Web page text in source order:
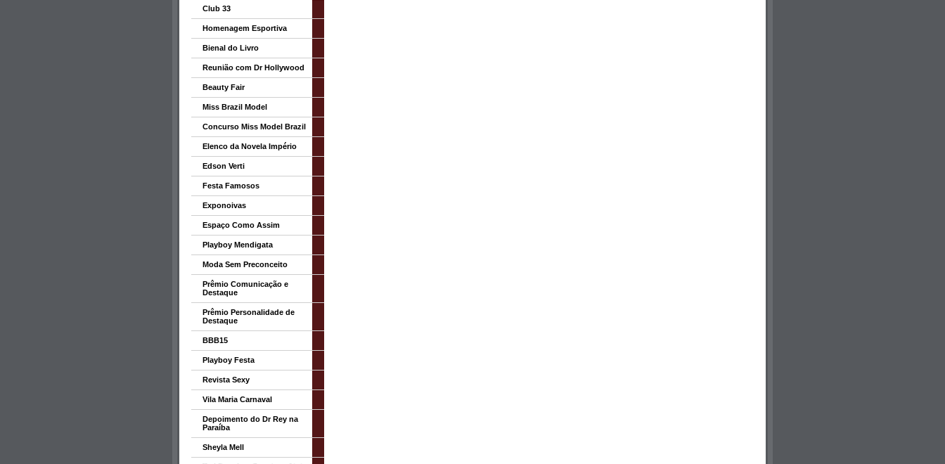
Club 33
Homenagem Esportiva
Bienal do Livro
Reunião com Dr Hollywood
Beauty Fair
Miss Brazil Model
Concurso Miss Model Brazil
Elenco da Novela Império
Edson Verti
Festa Famosos
Exponoivas
Espaço Como Assim
Playboy Mendigata
Moda Sem Preconceito
Prêmio Comunicação e
Destaque
Prêmio Personalidade de
Destaque
BBB15
Playboy Festa
Revista Sexy
Vila Maria Carnaval
Depoimento do Dr Rey na
Paraíba
Sheyla Mell